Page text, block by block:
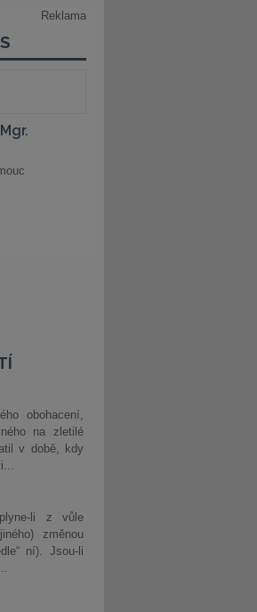
obohacení,
na zletilé
v době, kdy
li z vůle
změnou
ní). Jsou-li